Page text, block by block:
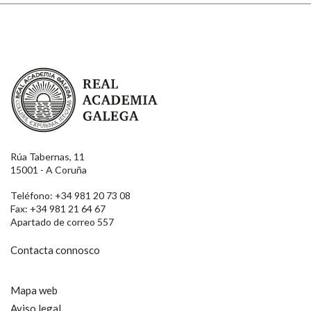
Real Academia Galega
Rúa Tabernas, 11
15001 - A Coruña
Teléfono: +34 981 20 73 08
Fax: +34 981 21 64 67
Apartado de correo 557
Contacta connosco
Mapa web
Aviso legal